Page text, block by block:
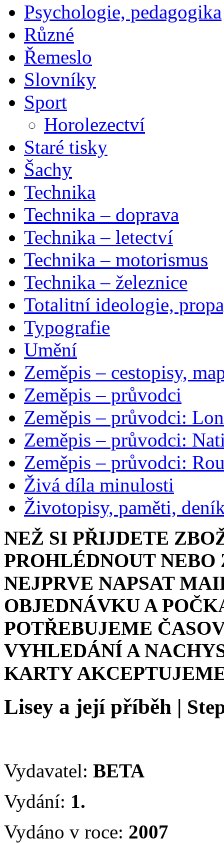
Psychologie, pedagogika
Různé
Řemeslo
Slovníky
Sport
Horolezectví
Staré tisky
Šachy
Technika
Technika – doprava
Technika – letectví
Technika – motorismus
Technika – železnice
Totalitní ideologie,
Typografie
Umění
Zeměpis – cestopisy,
Zeměpis – průvodci
Zeměpis – průvodci:
Zeměpis – průvodci:
Zeměpis – průvodci:
Živá díla minulosti
Životopisy, paměti,
NEŽ SI PŘIJDETE
PROHLÉDNOUT
NEJPRVE NAPSAT
OBJEDNÁVKU A
POTŘEBUJEME
VYHLEDÁNÍ A
KARTY
Lisey a její příběh |
Vydavatel: BETA
Vydání: 1.
Vydáno v roce: 2007